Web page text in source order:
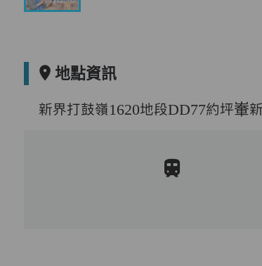
地點資訊
新界打鼓嶺1620地段DD77約坪輋